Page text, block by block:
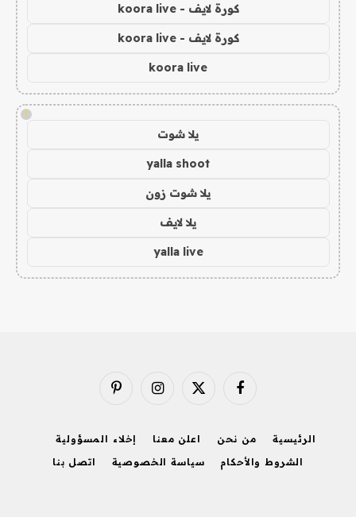
كورة لايف - koora live
كورة لايف - koora live
koora live
!
يلا شوت
yalla shoot
يلا شوت زون
يلا لايف
yalla live
فيسبوك X
الانستغرامبينتيريست
الرئيسية من نحن اعلن معنا
إخلاء المسؤولية
الشروط والأحكام
سياسة الخصوصية اتصل بنا